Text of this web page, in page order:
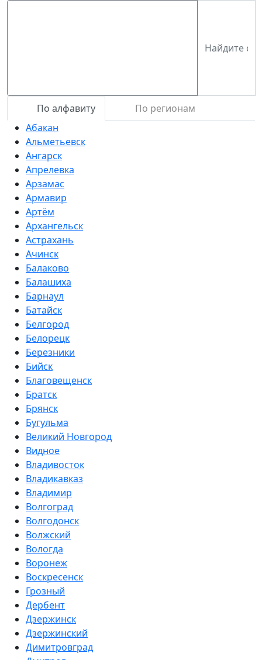
По алфавиту
По регионам
Абакан
Альметьевск
Ангарск
Апрелевка
Арзамас
Армавир
Артём
Архангельск
Астрахань
Ачинск
Балаково
Балашиха
Барнаул
Батайск
Белгород
Белорецк
Березники
Бийск
Благовещенск
Братск
Брянск
Бугульма
Великий Новгород
Видное
Владивосток
Владикавказ
Владимир
Волгоград
Волгодонск
Волжский
Вологда
Воронеж
Воскресенск
Грозный
Дербент
Дзержинск
Дзержинский
Димитровград